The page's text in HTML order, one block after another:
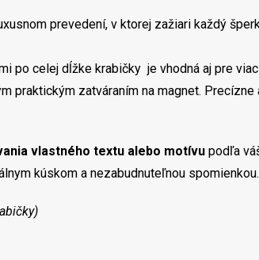
prevedení, v ktorej zažiari každý
po celej dĺžke krabičky je vhodná aj pre
praktickým zatváraním na magnet.
vlastného textu alebo motívupodľa
kúskom a nezabudnuteľnou spomienkou.